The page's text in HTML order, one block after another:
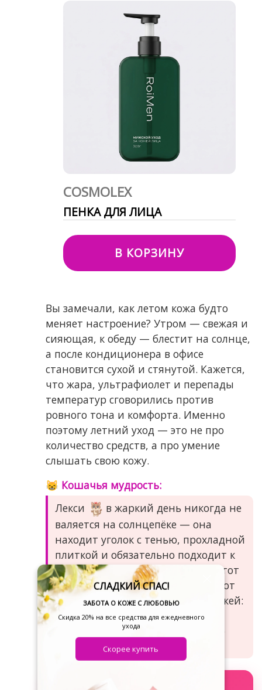
COSMOLEX
ПЕНКА ДЛЯ ЛИЦА
В КОРЗИНУ
Вы замечали, как летом кожа будто
меняет настроение? Утром — свежая и
сияющая, к обеду — блестит на солнце,
а после кондиционера в офисе
становится сухой и стянутой. Кажется,
что жара, ультрафиолет и перепады
температур сговорились против
ровного тона и комфорта. Именно
поэтому летний уход — это не про
количество средств, а про умение
слышать свою кожу.
😸 Кошачья мудрость:
Лекси
в жаркий день никогда не
валяется на солнцепёке — она
находит уголок с тенью, прохладной
плиткой и обязательно подходит к
мисочке с водой. Мы переняли этот
«кошачий ритуал» и заложили тот
же принцип в летний уход за кожей:
больше тени и SPF, больше
увлажнения и меньше всего, что
пересушивает. 🐈☀️
СЛАДКИЙ СПАС!
ЗАБОТА О КОЖЕ С ЛЮБОВЬЮ
Скидка 20% на все средства для ежедневного
ухода
Скорее купить